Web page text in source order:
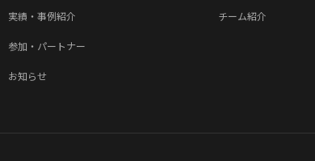
実績・事例紹介
参加・パートナー
お知らせ
チーム紹介